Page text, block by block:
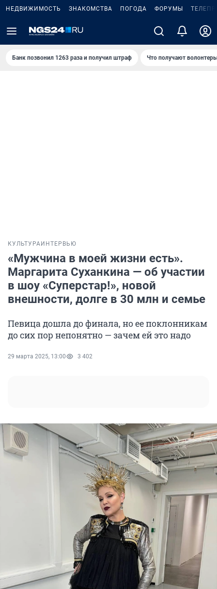
НЕДВИЖИМОСТЬ ЗНАКОМСТВА ПОГОДА ФОРУМЫ
Банк позвонил 1263 раза и получил штраф Что получают
КУЛЬТУРА ИНТЕРВЬЮ
«Мужчина в моей жизни есть».
Маргарита Суханкина — об участии
в шоу «Суперстар!», новой
внешности, долге в 30 млн и семье
Певица дошла до финала, но ее поклонникам
до сих пор непонятно — зачем ей это надо
29 марта 2025, 13:00 3 402